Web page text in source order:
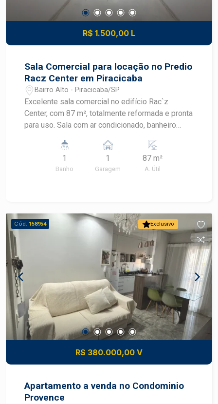
R$ 1.500,00 L
Sala Comercial para locação no Predio
Racz Center em Piracicaba
Bairro Alto - Piracicaba/SP
Excelente sala comercial no edifício Rac`z
Center, com 87 m², totalmente reformada e pronta
para uso. Sala com ar condicionado, banheiro
praticidade para o seu negócio. Uma excelente
oportunidade para instalar sua empresa ou
investir em um imóvel comercial de qualidade.
1
Banho
1
Garagem
87 m²
A. Útil
Exclusivo
Cód. 158954
R$ 380.000,00 V
Apartamento a venda no Condominio
Provence